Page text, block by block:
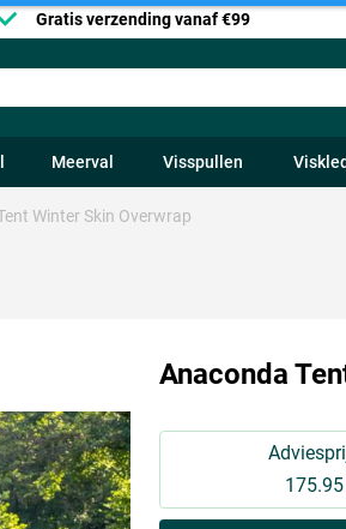
Gratis verzending vanaf €99
Meerval Visspullen
Winter Skin Overwrap
Anaconda
175.95